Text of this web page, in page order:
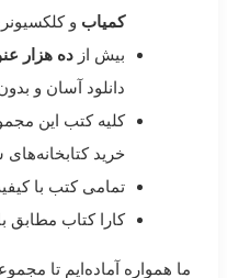
کمیاب و
بیش از ده هزار
دانلود آسان و
کلیه کتب این
خرید
تمامی کتب با
کارا کتاب مطابق
ما همواره آماده‌ایم تا